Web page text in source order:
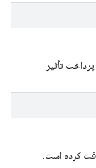
تأثیر
کرده است.